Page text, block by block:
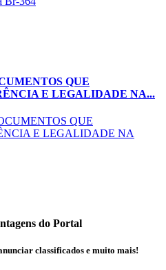
QUE
E LEGALIDADE NA...
do Portal
classificados e muito mais!